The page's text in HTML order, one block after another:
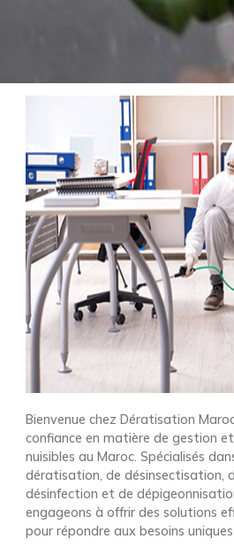
Bienvenue chez Dératisation
confiance en matière de gestion
nuisibles au Maroc. Spécialisés
dératisation, de désinsectisation,
désinfection et de
engageons à offrir des solutions
pour répondre aux besoins